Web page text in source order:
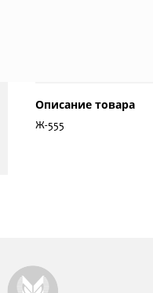
Описание товара
Ж-555